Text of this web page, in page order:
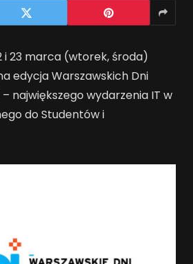
i 23 marca (wtorek, środa)
edycja Warszawskich Dni
największego wydarzenia IT w
do Studentów i